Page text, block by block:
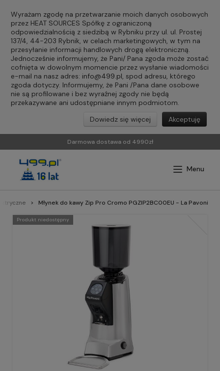
Wyrażam zgodę na przetwarzanie moich danych osobowych
przez HEAT SOURCES Spółkę z ograniczoną
odpowiedzialnością z siedzibą w Rybniku przy ul. ul. Prostej
137/4, 44-203 Rybnik, w celach marketingowych, w tym na
przesyłanie informacji handlowych drogą elektroniczną.
Jednocześnie informujemy, że Pani/ Pana zgoda może zostać
cofnięta w dowolnym momencie przez wysłanie wiadomości
e-mail na nasz adres: info@499.pl, spod adresu, którego
zgoda dotyczy. Informujemy, że Pani /Pana dane osobowe
nie są profilowane i bez wyraźnej zgody nie będą
przekazywane ani udostępniane innym podmiotom.
Akceptuję
Dowiedz się więcej
Darmowa dostawa od 4990zł
Młynek do kawy Zip Pro Cromo PGZIP2BC00EU - La Pavoni
Produkt niedostępny